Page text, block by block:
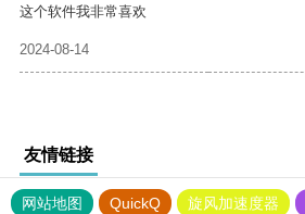
这个软件我非常喜欢
2024-08-14
友情链接
网站地图 QuickQ 旋风加速度器